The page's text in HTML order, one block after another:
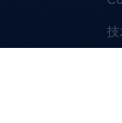
技